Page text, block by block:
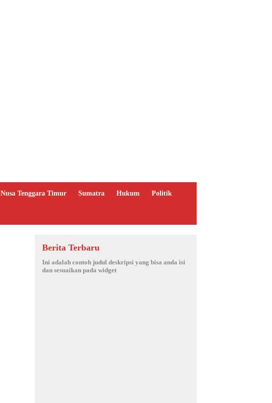
Nusa Tenggara Timur Sumatra Hukum Politik
Berita Terbaru
Ini adalah contoh judul deskripsi yang bisa anda isi
dan sesuaikan pada widget